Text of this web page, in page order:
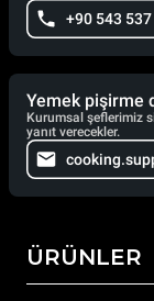
+90 543 537
Yemek pişirme
Kurumsal şeflerimiz
yanıt verecekler.
ÜRÜNLER